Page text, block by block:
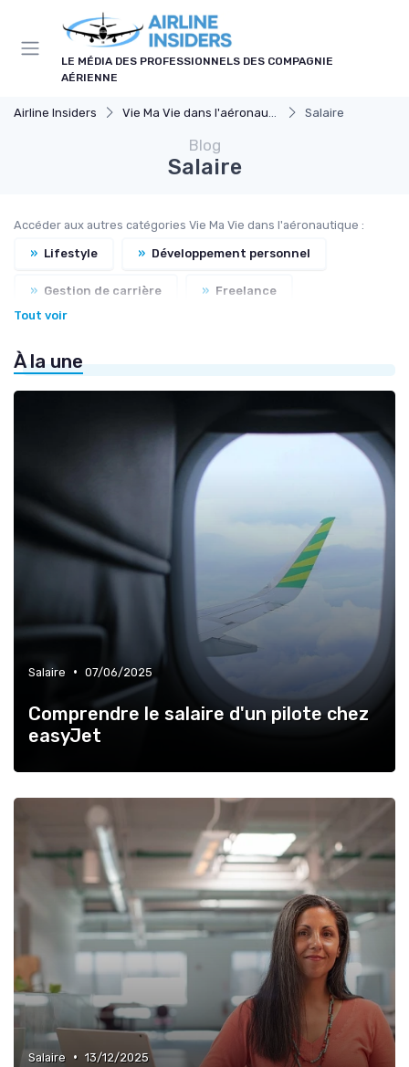
LE MÉDIA DES PROFESSIONNELS DES COMPAGNIE
AÉRIENNE
Airline Insiders Vie Ma Vie dans l'aéronautique Salaire
Blog
Salaire
Accéder aux autres catégories Vie Ma Vie dans l'aéronautique :
» Lifestyle » Développement personnel
» Gestion de carrière » Freelance
Tout voir
À la une
Salaire • 07/06/2025
Comprendre le salaire d'un pilote chez
easyJet
Salaire • 13/12/2025
Panneau de gestion des cookies